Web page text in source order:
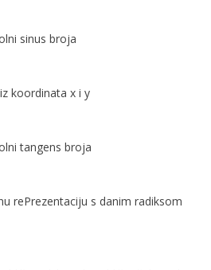
sinus broja
koordinata x i y
tangens broja
rePrezentaciju s danim radiksom